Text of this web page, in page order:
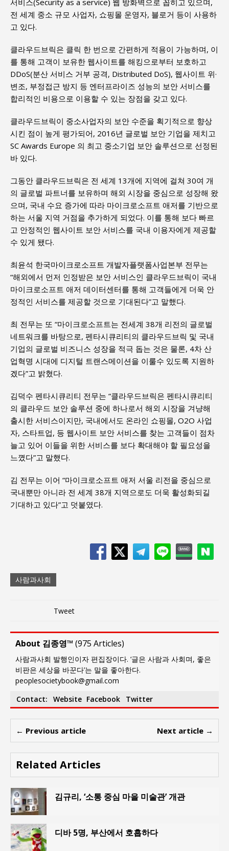
서비스(Security as a service) 웹 방화벽으로 꼽히고 있으며,
전 세계 중소 규모 사업자, 쇼핑몰 운영자, 블로거 등이 사용하
고 있다.
클라우드브릭은 클릭 한 번으로 간편하게 적용이 가능하며, 이
를 통해 고객이 보유한 웹사이트를 해킹으로부터 보호하고
DDoS(분산 서비스 거부 공격, Distributed DoS), 웹사이트 위·
변조, 부정접근 방지 등 엔터프라이즈 성능의 보안 서비스를
합리적인 비용으로 이용할 수 있는 장점을 갖고 있다.
클라우드브릭이 중소사업자의 보안 수준을 획기적으로 향상
시킨 점이 높게 평가되어, 2016년 글로벌 보안 기업을 제치고
SC Awards Europe 의 최고 중소기업 보안 솔루션으로 선정된
바 있다.
그동안 클라우드브릭은 전 세계 13개에 지역에 걸쳐 30여 개
의 글로벌 파트너를 보유하며 해외 시장을 중심으로 성장해 왔
으며, 국내 수요 증가에 따라 마이크로소프트 애저를 기반으로
하는 서울 지역 거점을 추가하게 되었다. 이를 통해 보다 빠르
고 안정적인 웹사이트 보안 서비스를 국내 이용자에게 제공할
수 있게 됐다.
최윤석 한국마이크로소프트 개발자플랫폼사업본부 전무는
“해외에서 먼저 인정받은 보안 서비스인 클라우드브릭이 국내
마이크로소프트 애저 데이터센터를 통해 고객들에게 더욱 안
정적인 서비스를 제공할 것으로 기대된다”고 말했다.
최 전무는 또 “마이크로소프트는 전세계 38개 리전의 글로벌
네트워크를 바탕으로, 펜타시큐리티의 클라우드브릭 및 국내
기업의 글로벌 비즈니스 성장을 적극 돕는 것은 물론, 4차 산
업혁명 시대에 디지털 트랜스메이션을 이룰수 있도록 지원하
겠다”고 밝혔다.
김덕수 펜타시큐리티 전무는 “클라우드브릭은 펜타시큐리티
의 클라우드 보안 솔루션 중에 하나로서 해외 시장을 겨냥해
출시한 서비스이지만, 국내에서도 온라인 쇼핑몰, O2O 사업
자, 스타트업, 등 웹사이트 보안 서비스를 찾는 고객들이 점차
늘고 있어 이들을 위한 서비스를 보다 확대해야 할 필요성을
느꼈다”고 말했다.
김 전무는 이어 “마이크로소프트 애저 서울 리전을 중심으로
국내뿐만 아니라 전 세계 38개 지역으로도 더욱 활성화되길
기대하고 있다”고 덧붙였다.
사람과사회
Tweet
About 김종영™ (975 Articles)
사람과사회 발행인이자 편집장이다. ‘글은 사람과 사회며, 좋은
비판은 세상을 바꾼다’는 말을 좋아한다.
peoplesocietybook@gmail.com
Contact:
Website Facebook Twitter
← Previous article Next article →
Related Articles
김규리, ‘소통 중심 마을 미술관’ 개관
디바 5명, 부산에서 호흡하다